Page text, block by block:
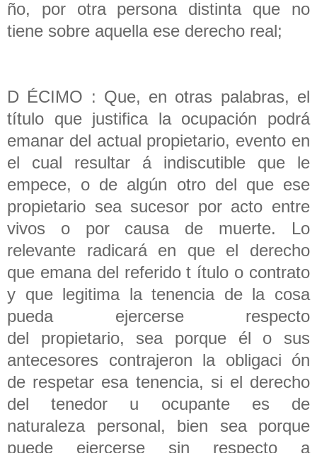
ño, por otra persona distinta que no
tiene sobre aquella ese derecho real;
D ÉCIMO : Que, en otras palabras, el
título que justifica la ocupación podrá
emanar del actual propietario, evento en
el cual resultar á indiscutible que le
empece, o de algún otro del que ese
propietario sea sucesor por acto entre
vivos o por causa de muerte. Lo
relevante radicará en que el derecho
que emana del referido t ítulo o contrato
y que legitima la tenencia de la cosa
pueda ejercerse respecto
del propietario, sea porque él o sus
antecesores contrajeron la obligaci ón
de respetar esa tenencia, si el derecho
del tenedor u ocupante es de
naturaleza personal, bien sea porque
puede ejercerse sin respecto a